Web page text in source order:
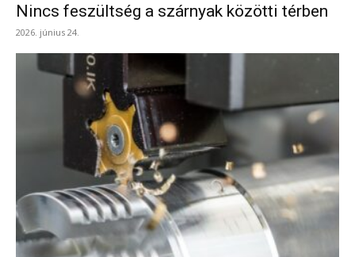
Nincs feszültség a szárnyak közötti térben
2026. június 24.